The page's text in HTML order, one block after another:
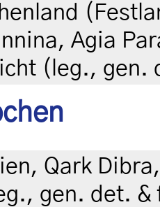
Agia
(leg., gen.
Qark
gen. det.